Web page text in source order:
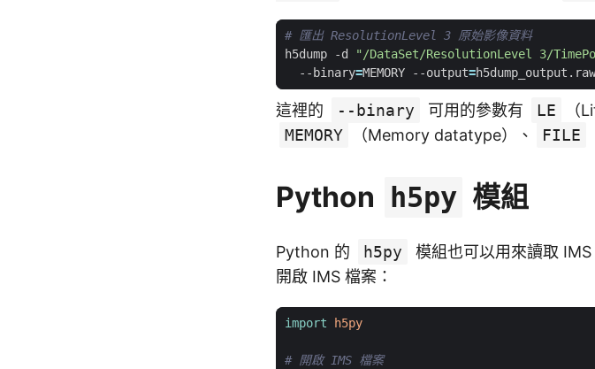
# 匯出 ResolutionLevel 3 原始影像資料
h5dump -d
"/DataSet/ResolutionLevel 3/
  --binary
=MEMORY --output=
這裡的 --binary 可用的參數有 LE （
MEMORY
（Memory datatype）、 FILE
Python h5py 模組
Python 的 h5py 模組也可以用來讀取
開啟 IMS 檔案：
import h5py
# 開啟 IMS 檔案